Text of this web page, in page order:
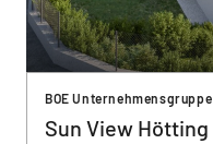
BOE Unternehmensgruppe
Sun View Hötting